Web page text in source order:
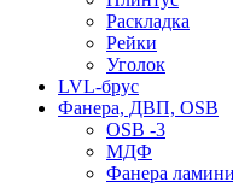
Раскладка
Рейки
Уголок
LVL-брус
Фанера, ДВП, OSB
OSB -3
МДФ
Фанера